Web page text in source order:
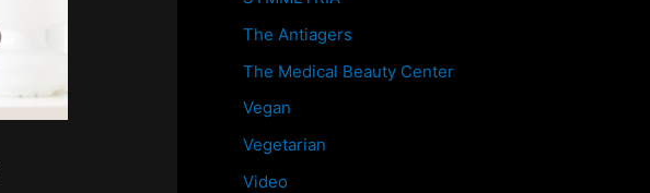
The Antiagers
The Medical Beauty Center
Vegan
Vegetarian
Video